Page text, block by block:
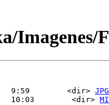
Imagenes/
9:59        <dir> JPG
10:03        <dir>